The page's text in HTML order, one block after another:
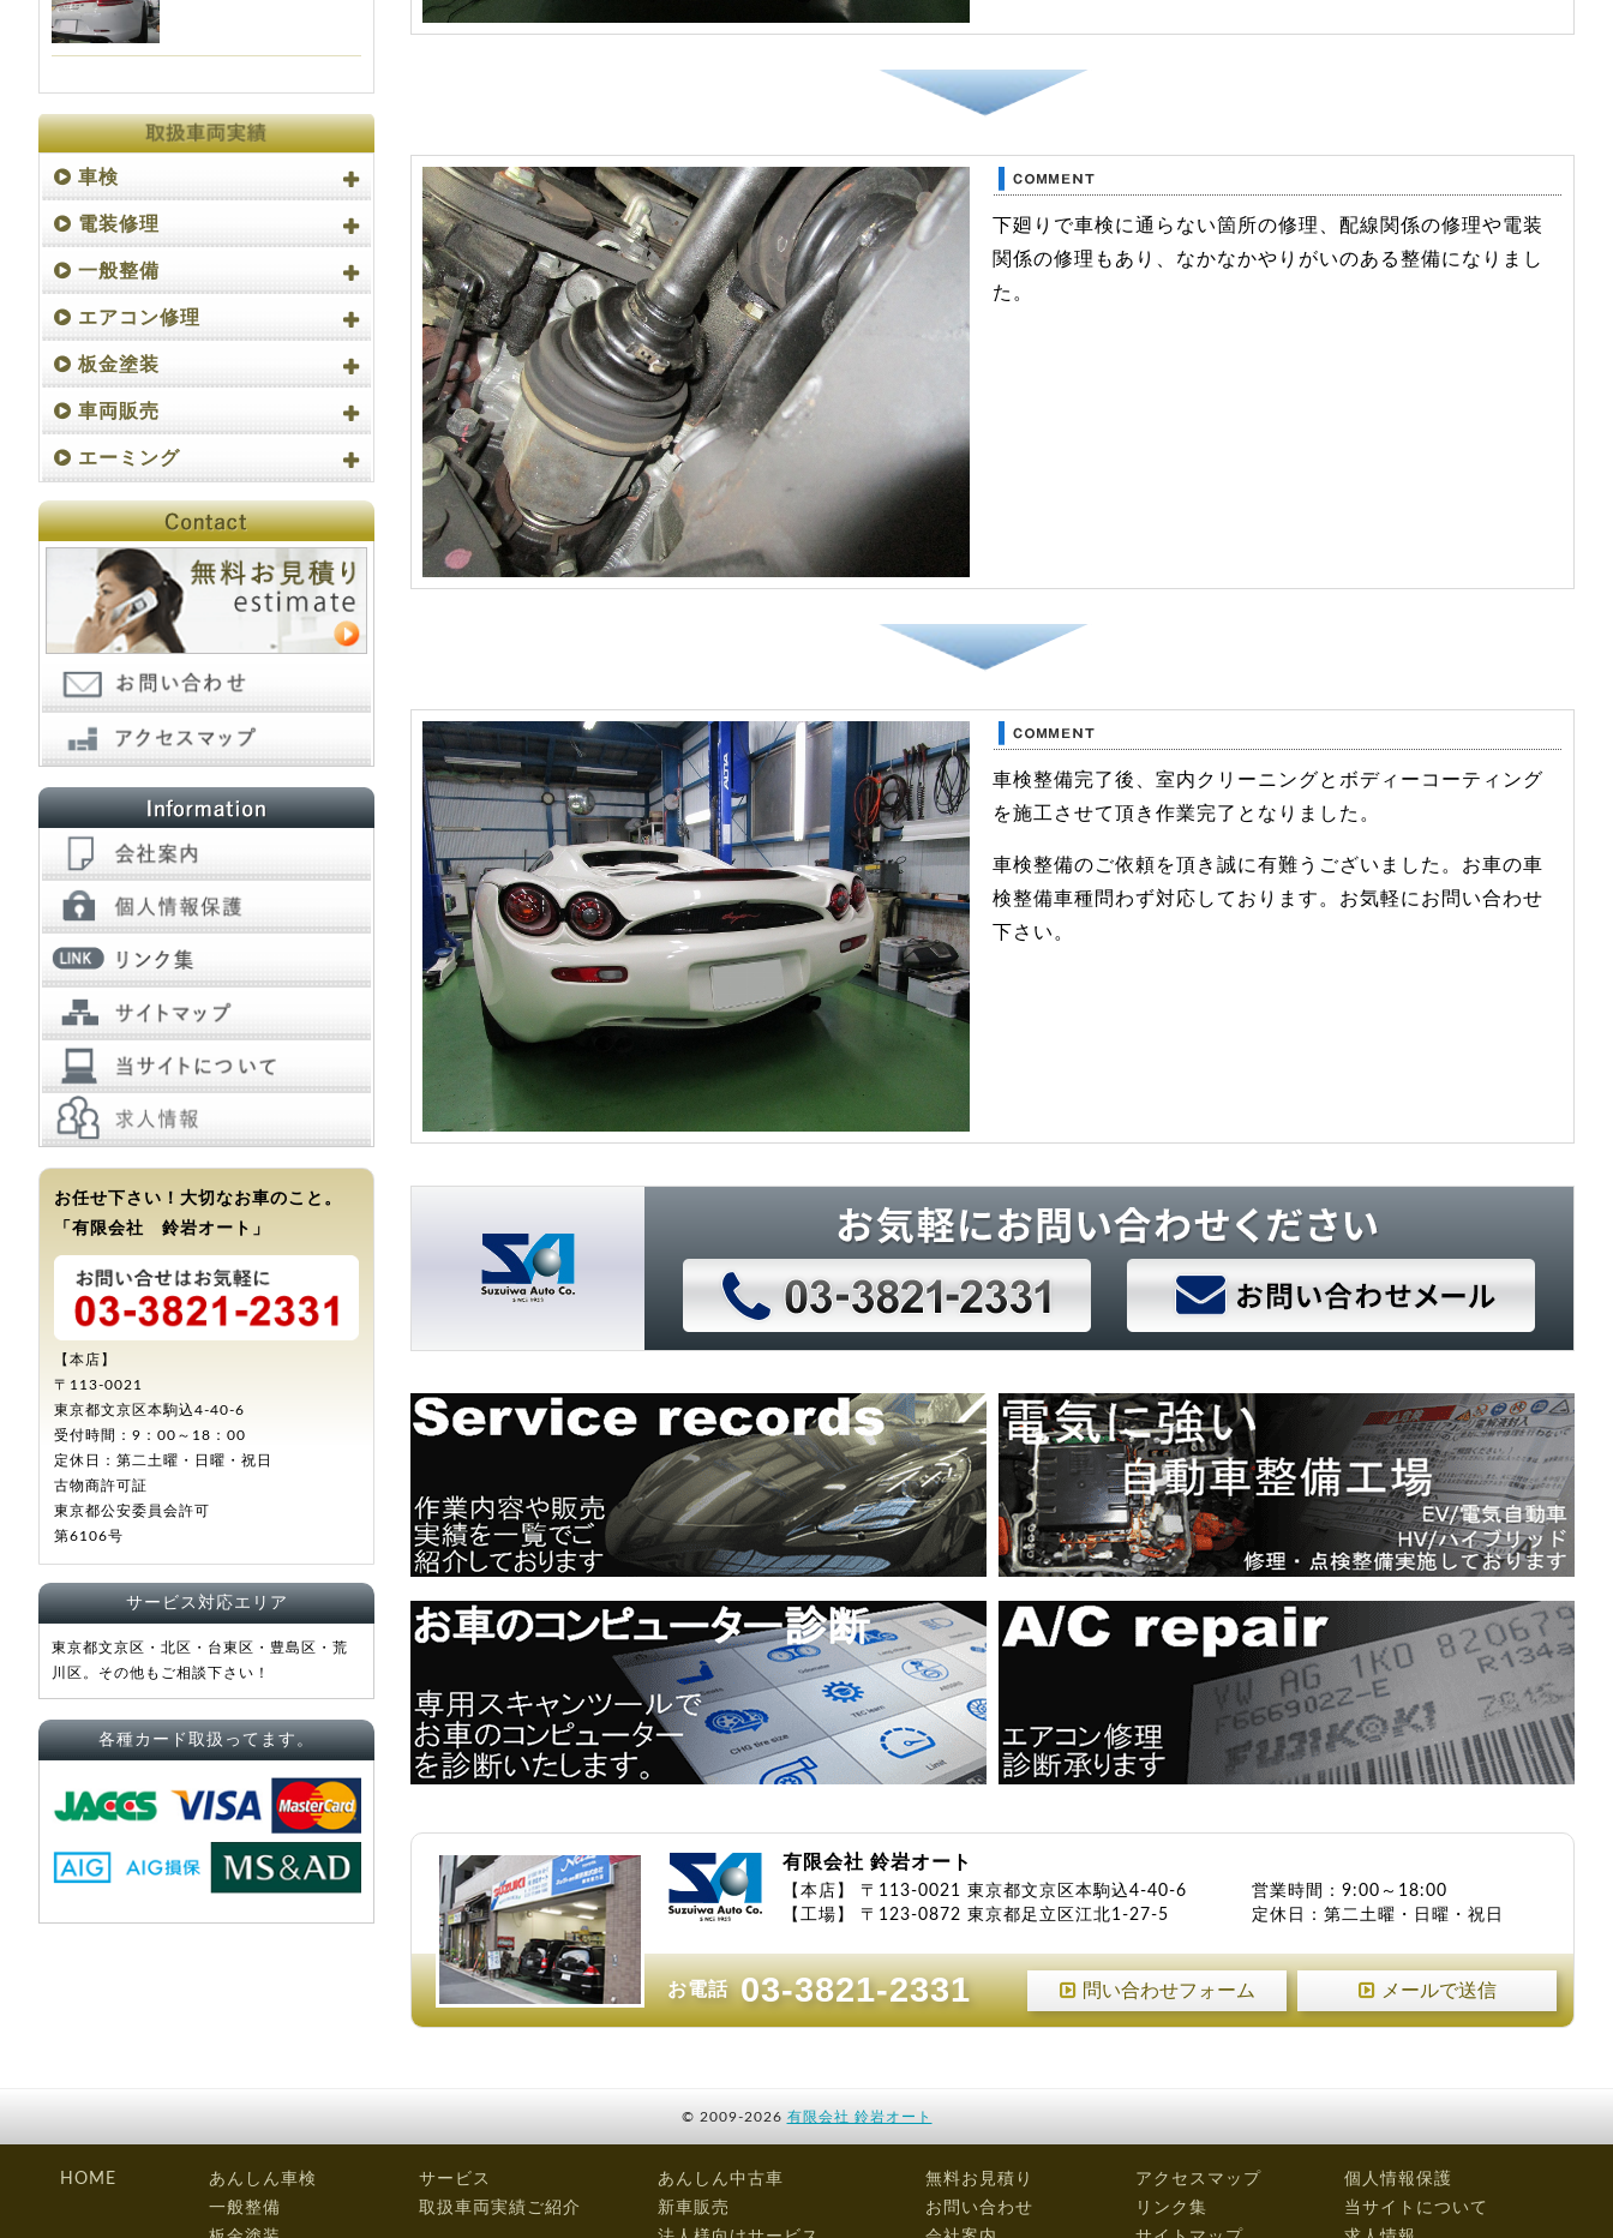
下廻りで車検に通らない箇所の修理、配線関係の修理や電装
関係の修理もあり、なかなかやりがいのある整備になりまし
た。
車検整備完了後、室内クリーニングとボディーコーティング
を施工させて頂き作業完了となりました。
車検整備のご依頼を頂き誠に有難うございました。お車の車
検整備車種問わず対応しております。お気軽にお問い合わせ
下さい。
有限会社 鈴岩オート
【本店】 〒113-0021 東京都文京区本駒込4-40-6
【工場】 〒123-0872 東京都足立区江北1-27-5
営業時間：9:00～18:00
定休日：第二土曜・日曜・祝日
お電話 03-3821-2331 問い合わせフォーム メールで送信
車検
電装修理
一般整備
エアコン修理
板金塗装
車両販売
エーミング
お任せ下さい！大切なお車のこと。
「有限会社 鈴岩オート」
【本店】
〒113-0021
東京都文京区本駒込4-40-6
受付時間：9：00～18：00
定休日：第二土曜・日曜・祝日
古物商許可証
東京都公安委員会許可
第6106号
サービス対応エリア
東京都文京区・北区・台東区・豊島区・荒
川区。その他もご相談下さい！
各種カード取扱ってます。
© 2009-2026 有限会社 鈴岩オート
HOME
あんしん車検
一般整備
サービス
取扱車両実績ご紹介
あんしん中古車
新車販売
無料お見積り
お問い合わせ
アクセスマップ
リンク集
個人情報保護
当サイトについて